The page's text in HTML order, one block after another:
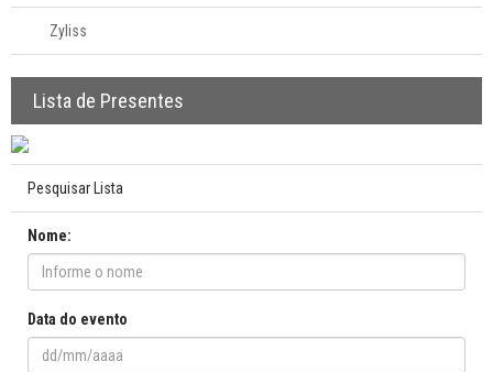
Zyliss
Lista de Presentes
Pesquisar Lista
Nome:
Data do evento